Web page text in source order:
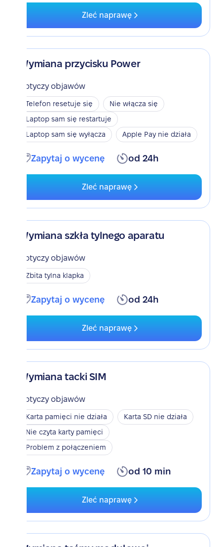
Zleć naprawę
Wymiana przycisku Power
Dotyczy objawów
Telefon resetuje się
Nie włącza się
Laptop sam się restartuje
Laptop sam się wyłącza
Apple Pay nie działa
Zapytaj o wycenę od 24h
Zleć naprawę
Wymiana szkła tylnego aparatu
Dotyczy objawów
Zbita tylna klapka
Zapytaj o wycenę od 24h
Zleć naprawę
Wymiana tacki SIM
Dotyczy objawów
Karta pamięci nie działa
Karta SD nie działa
Nie czyta karty pamięci
Problem z połączeniem
Zapytaj o wycenę od 10 min
Zleć naprawę